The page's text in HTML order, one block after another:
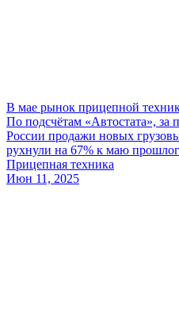
В мае рынок прицепной
По подсчётам «Автостата», за
России продажи новых
рухнули на 67% к маю
Прицепная техника
Июн 11, 2025